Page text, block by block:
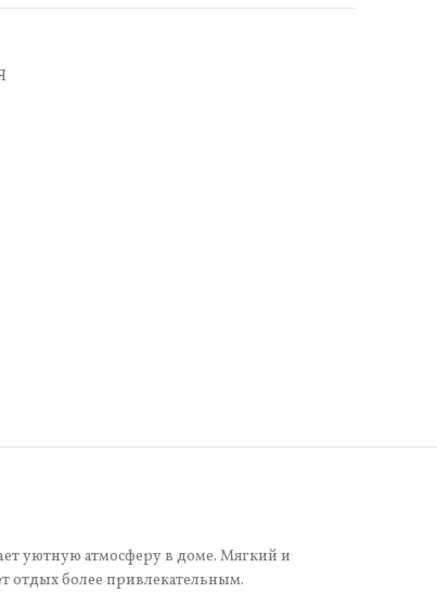
уютную атмосферу в доме. Мягкий и
отдых более привлекательным.